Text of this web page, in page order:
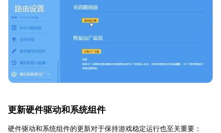
更新硬件驱动和系统组件
硬件驱动和系统组件的更新对于保持游戏稳定运行也至关重要：